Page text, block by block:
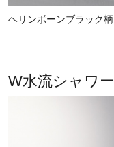
ヘリンボーンブラック柄
W水流シャワー